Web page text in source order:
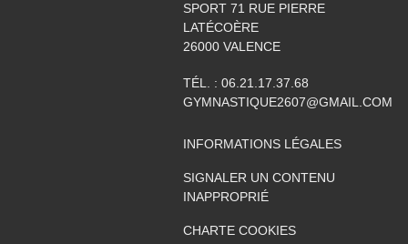
SPORT 71 RUE PIERRE
LATÉCOÈRE
26000 VALENCE
TÉL. : 06.21.17.37.68
GYMNASTIQUE2607@GMAIL.COM
INFORMATIONS LÉGALES
SIGNALER UN CONTENU
INAPPROPRIÉ
CHARTE COOKIES